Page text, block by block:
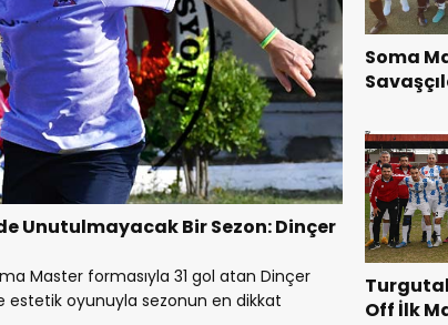
Unutulmayacak Bir Sezon: Dinçer
Master formasıyla 31 gol atan Dinçer
estetik oyunuyla sezonun en dikkat
Soma
Off İlk